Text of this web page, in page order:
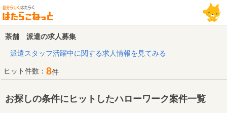
茶舗 派遣の求人募集
派遣スタッフ活躍中に関する求人情報を見てみる
ヒット件数： 8件
お探しの条件にヒットしたハローワーク案件一覧